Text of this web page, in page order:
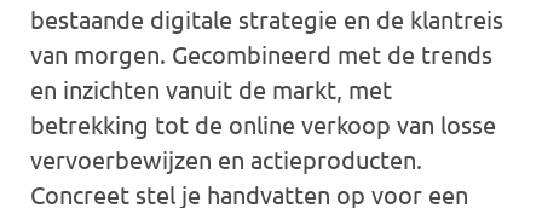
bestaande digitale strategie en de klantreis
van morgen. Gecombineerd met de trends
en inzichten vanuit de markt, met
betrekking tot de online verkoop van losse
vervoerbewijzen en actieproducten.
Concreet stel je handvatten op voor een